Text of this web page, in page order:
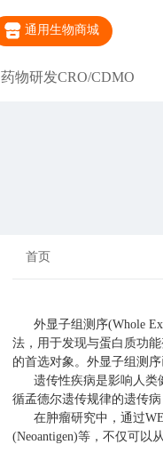
通用生物商城
药物研发CRO/CDMO
首页
外显子组测序(Whole
法，用于发现与蛋白质功
的首选对象。外显子组测
遗传性疾病是影响人类健
循孟德尔遗传规律的遗传
在肿瘤研究中，通过
(Neoantigen)等，不仅可以